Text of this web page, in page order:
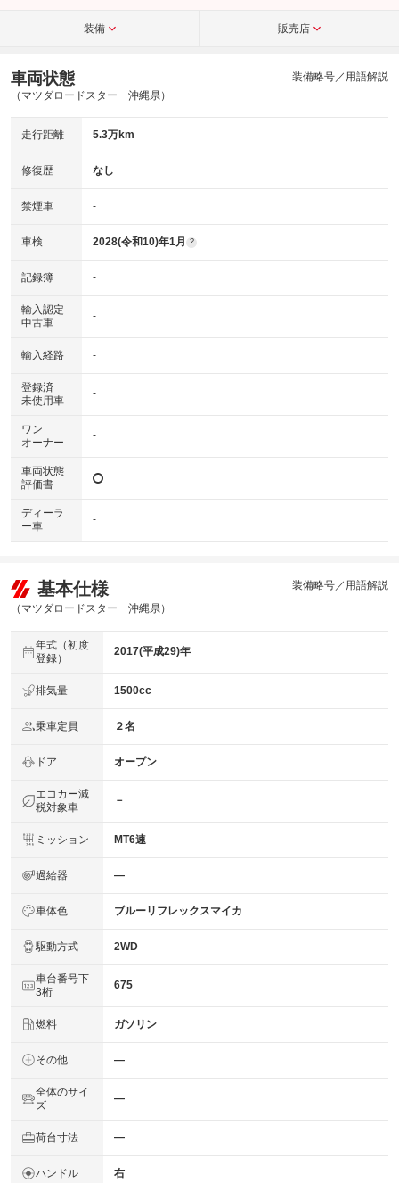
装備 販売店
車両状態
（マツダロードスター 沖縄県）
装備略号／用語解説
走行距離 5.3万km
修復歴 なし
禁煙車 -
車検 2028(令和10)年1月 ?
記録簿 -
輸入認定
中古車
-
輸入経路 -
登録済
未使用車
-
ワン
オーナー
-
車両状態
評価書
ディーラ
ー車
-
基本仕様
（マツダロードスター 沖縄県）
装備略号／用語解説
年式（初度
登録）
2017(平成29)年
排気量 1500cc
乗車定員 ２名
ドア オープン
エコカー減
税対象車
－
ミッション MT6速
過給器 ―
車体色 ブルーリフレックスマイカ
駆動方式 2WD
車台番号下
3桁
675
燃料 ガソリン
その他 ―
全体のサイ
ズ
―
荷台寸法 ―
ハンドル 右